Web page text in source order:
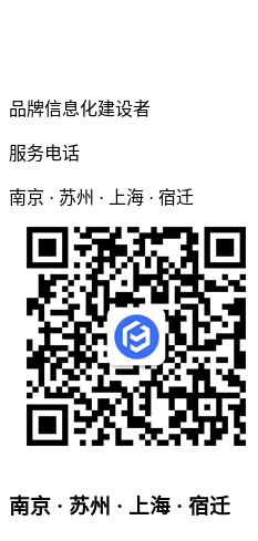
品牌信息化建设者
服务电话
南京 · 苏州 · 上海 · 宿迁
南京 · 苏州 · 上海 · 宿迁